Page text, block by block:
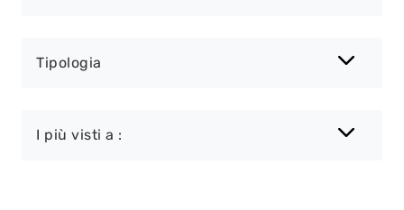
Tipologia
I più visti a :